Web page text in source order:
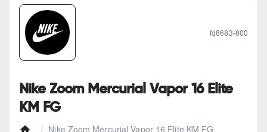
Nike Zoom Mercurial Vapor 16 Elite KM FG
Nike Zoom Mercurial Vapor 16 Elite
KM FG
fq8683-800